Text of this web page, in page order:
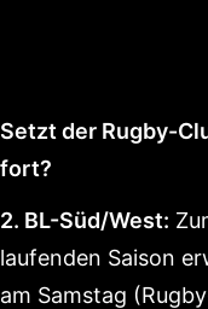
Setzt der Rugby-
fort?
2. BL-Süd/West:
laufenden Saison
am Samstag